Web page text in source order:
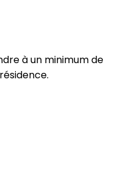
à un minimum de